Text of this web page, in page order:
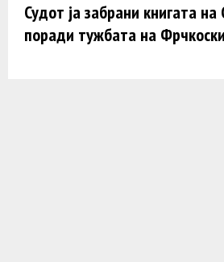
Судот ја забрани книгата на
поради тужбата на Фрчкоски